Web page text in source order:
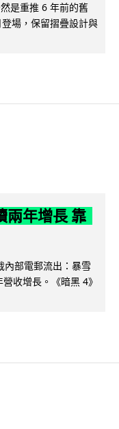
是重推 6 年前的舊
場，保留摺疊設計與
兩年增長 靠
內部電郵流出：暴雪
收增長。《暗黑 4》